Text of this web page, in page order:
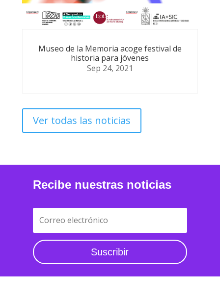
Museo de la Memoria acoge festival de
historia para jóvenes
Sep 24, 2021
Ver todas las noticias
Recibe nuestras noticias
Suscribir